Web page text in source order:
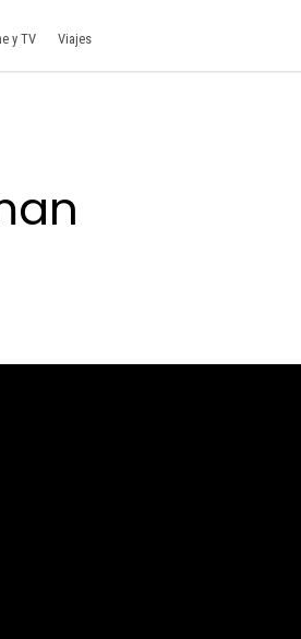
y TV Viajes